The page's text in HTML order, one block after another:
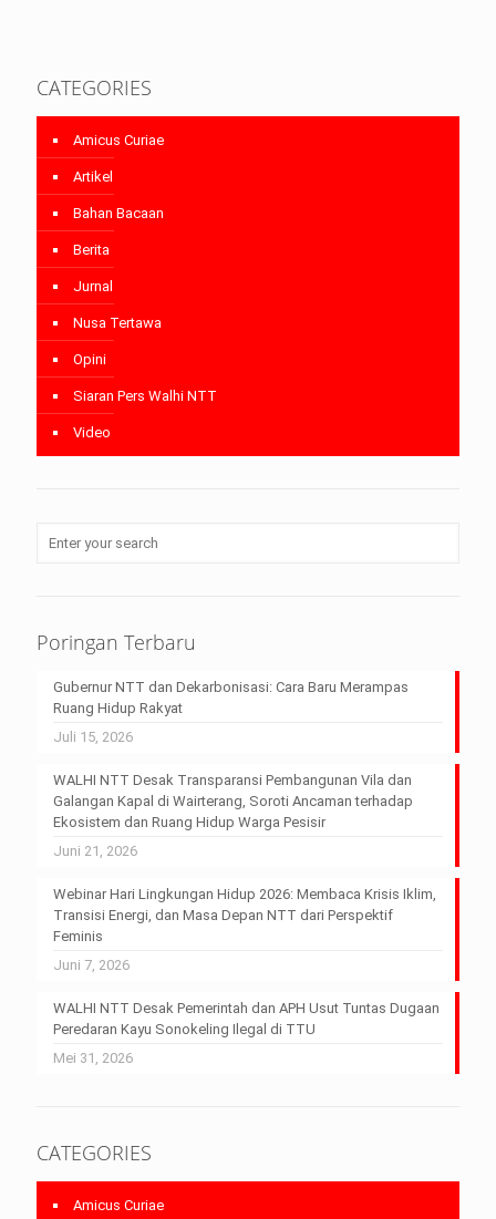
CATEGORIES
Amicus Curiae
Artikel
Bahan Bacaan
Berita
Jurnal
Nusa Tertawa
Opini
Siaran Pers Walhi NTT
Video
Poringan Terbaru
Gubernur NTT dan Dekarbonisasi: Cara Baru Merampas
Ruang Hidup Rakyat
Juli 15, 2026
WALHI NTT Desak Transparansi Pembangunan Vila dan
Galangan Kapal di Wairterang, Soroti Ancaman terhadap
Ekosistem dan Ruang Hidup Warga Pesisir
Juni 21, 2026
Webinar Hari Lingkungan Hidup 2026: Membaca Krisis Iklim,
Transisi Energi, dan Masa Depan NTT dari Perspektif
Feminis
Juni 7, 2026
WALHI NTT Desak Pemerintah dan APH Usut Tuntas Dugaan
Peredaran Kayu Sonokeling Ilegal di TTU
Mei 31, 2026
CATEGORIES
Amicus Curiae